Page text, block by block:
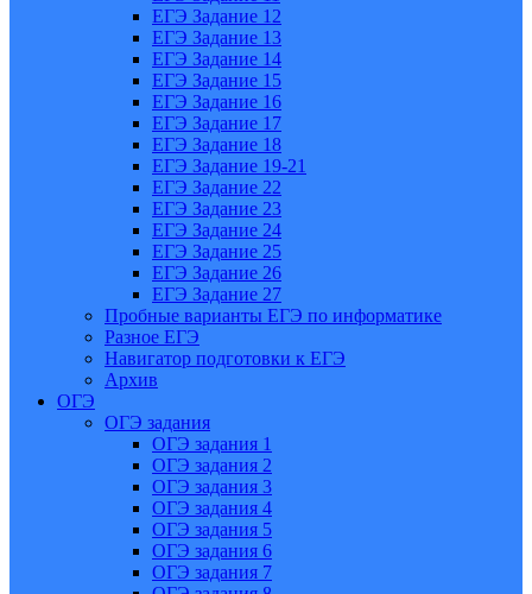
ЕГЭ Задание 12
ЕГЭ Задание 13
ЕГЭ Задание 14
ЕГЭ Задание 15
ЕГЭ Задание 16
ЕГЭ Задание 17
ЕГЭ Задание 18
ЕГЭ Задание 19-21
ЕГЭ Задание 22
ЕГЭ Задание 23
ЕГЭ Задание 24
ЕГЭ Задание 25
ЕГЭ Задание 26
ЕГЭ Задание 27
Пробные варианты ЕГЭ по информатике
Разное ЕГЭ
Навигатор подготовки к ЕГЭ
Архив
ОГЭ
ОГЭ задания
ОГЭ задания 1
ОГЭ задания 2
ОГЭ задания 3
ОГЭ задания 4
ОГЭ задания 5
ОГЭ задания 6
ОГЭ задания 7